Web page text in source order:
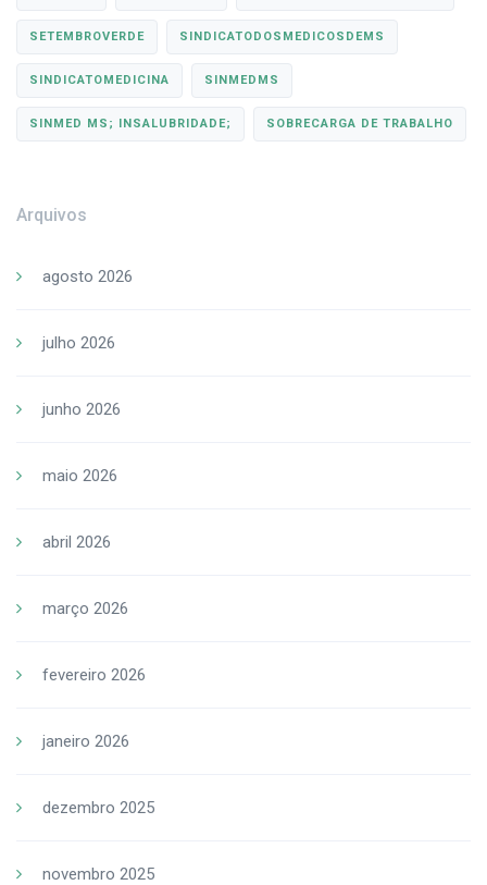
SETEMBROVERDE SINDICATODOSMEDICOSDEMS
SINDICATOMEDICINA SINMEDMS
SINMED MS; INSALUBRIDADE; SOBRECARGA DE TRABALHO
Arquivos
agosto 2026
julho 2026
junho 2026
maio 2026
abril 2026
março 2026
fevereiro 2026
janeiro 2026
dezembro 2025
novembro 2025